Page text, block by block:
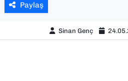
Paylaş
Sinan Genç
YEREL YÖNETİMLER